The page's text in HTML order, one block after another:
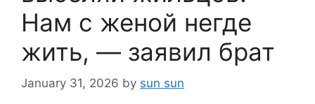
Нам с женой негде
жить, — заявил брат
January 31, 2026 by sun sun